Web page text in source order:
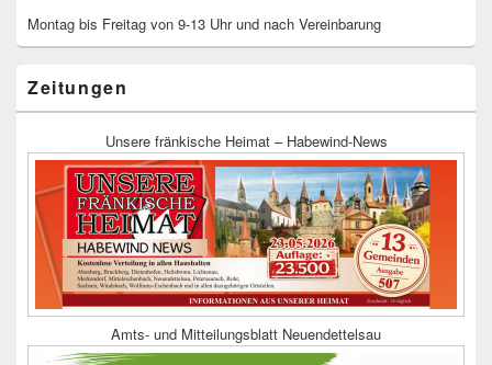
Montag bis Freitag von 9-13 Uhr und nach Vereinbarung
Zeitungen
Unsere fränkische Heimat – Habewind-News
Amts- und Mitteilungsblatt Neuendettelsau